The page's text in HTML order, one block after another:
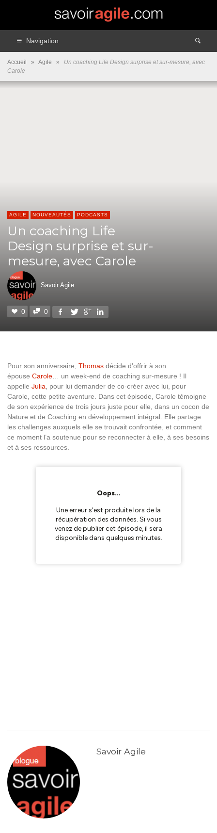
Navigation
Accueil » Agile »
Un coaching Life Design surprise et sur-mesure, avec
Carole
AGILE NOUVEAUTÉS PODCASTS
Un coaching Life
Design surprise et sur-
mesure, avec Carole
Savoir Agile
0 0
Pour son anniversaire, Thomas décide d’offrir à son
épouse Carole… un week-end de coaching sur-mesure ! Il
appelle Julia, pour lui demander de co-créer avec lui, pour
Carole, cette petite aventure. Dans cet épisode, Carole témoigne
de son expérience de trois jours juste pour elle, dans un cocon de
Nature et de Coaching en développement intégral. Elle partage
les challenges auxquels elle se trouvait confrontée, et comment
ce moment l’a soutenue pour se reconnecter à elle, à ses besoins
et à ses ressources.
Savoir Agile